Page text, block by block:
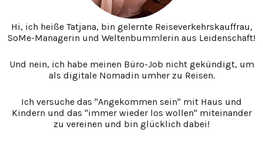
Hi, ich heiße Tatjana, bin gelernte Reiseverkehrskauffrau,
SoMe-Managerin und Weltenbummlerin aus Leidenschaft!
Und nein, ich habe meinen Büro-Job nicht gekündigt, um
als digitale Nomadin umher zu Reisen.
Ich versuche das "Angekommen sein" mit Haus und
Kindern und das "immer wieder los wollen" miteinander
zu vereinen und bin glücklich dabei!